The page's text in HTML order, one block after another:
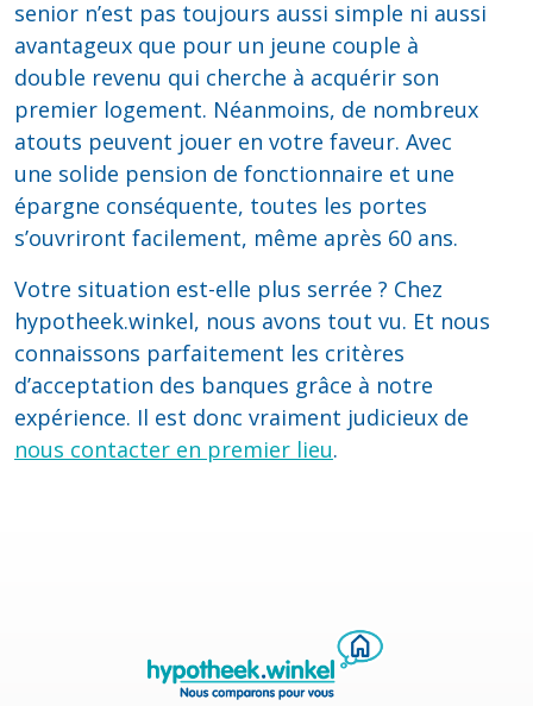
senior n’est pas toujours aussi simple ni aussi
avantageux que pour un jeune couple à
double revenu qui cherche à acquérir son
premier logement. Néanmoins, de nombreux
atouts peuvent jouer en votre faveur. Avec
une solide pension de fonctionnaire et une
épargne conséquente, toutes les portes
s’ouvriront facilement, même après 60 ans.
Votre situation est-elle plus serrée ? Chez
hypotheek.winkel, nous avons tout vu. Et nous
connaissons parfaitement les critères
d’acceptation des banques grâce à notre
expérience. Il est donc vraiment judicieux de
nous contacter en premier lieu.